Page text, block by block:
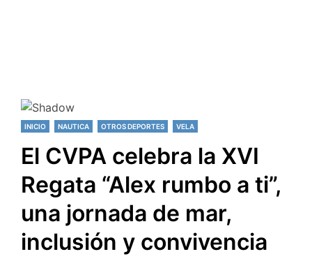
INICIO NAUTICA OTROS DEPORTES VELA
El CVPA celebra la XVI
Regata “Alex rumbo a ti”,
una jornada de mar,
inclusión y convivencia